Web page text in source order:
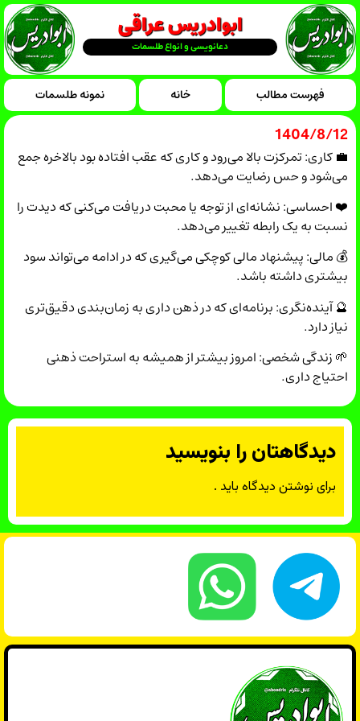
ابوادریس عراقی
دعانویسی و انواع طلسمات
فهرست مطالب خانه نمونه طلسمات
1404/8/12
💼 کاری: تمرکزت بالا می‌رود و کاری که عقب افتاده بود بالاخره جمع
می‌شود و حس رضایت می‌دهد.
❤️ احساسی: نشانه‌ای از توجه یا محبت دریافت می‌کنی که دیدت را
نسبت به یک رابطه تغییر می‌دهد.
💰 مالی: پیشنهاد مالی کوچکی می‌گیری که در ادامه می‌تواند سود
بیشتری داشته باشد.
🔮 آینده‌نگری: برنامه‌ای که در ذهن داری به زمان‌بندی دقیق‌تری
نیاز دارد.
🌱 زندگی شخصی: امروز بیشتر از همیشه به استراحت ذهنی
احتیاج داری.
دیدگاهتان را بنویسید
برای نوشتن دیدگاه باید .